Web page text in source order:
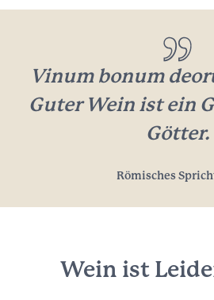
Vinum bonum
Guter Wein ist ein
Götter.
Römisches
Wein ist